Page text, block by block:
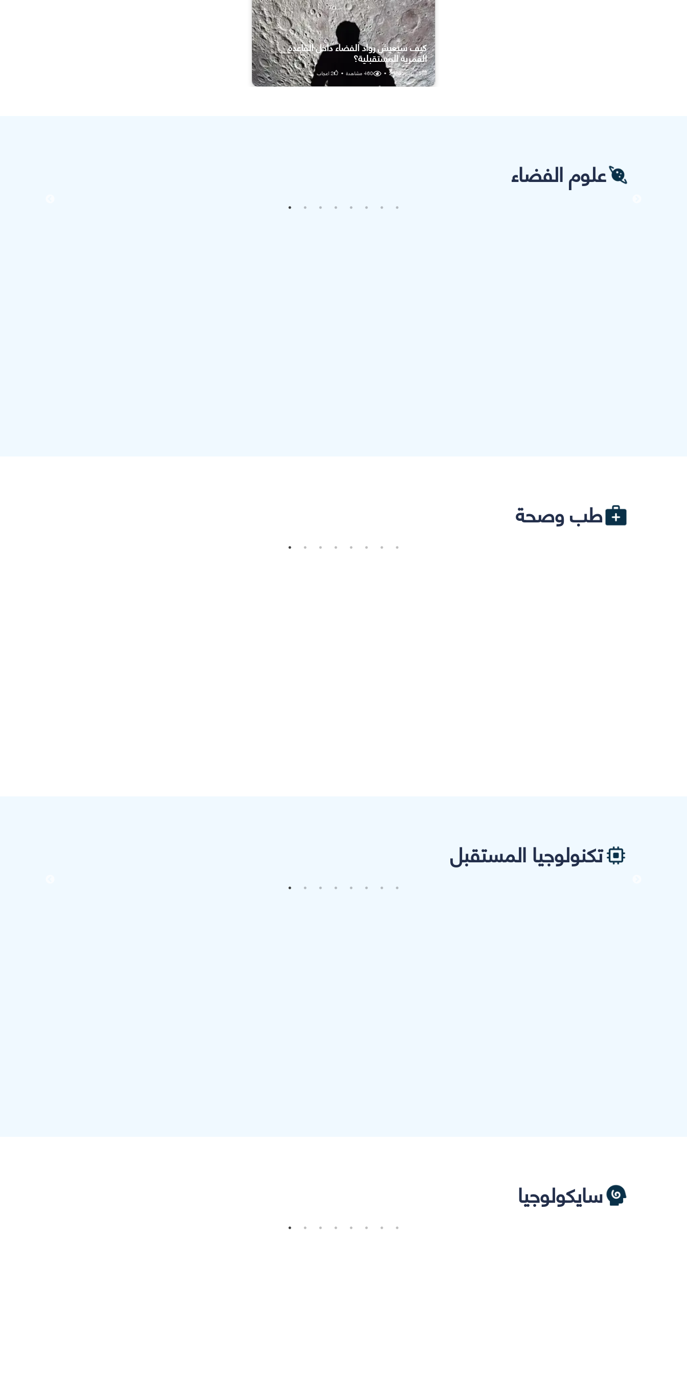
كيف سيعيش رواد الفضاء داخل القاعدة
القمرية المستقبلية؟
25 يوليو، 2026 •
460مشاهدة •
2اعجاب
علوم الفضاء
طب وصحة
تكنولوجيا المستقبل
سايكولوجيا